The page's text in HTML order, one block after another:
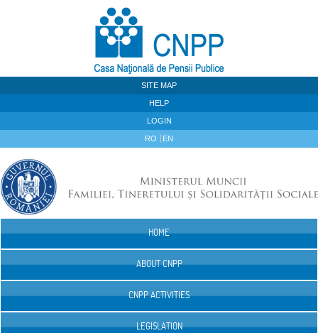
SITE MAP
HELP
LOGIN
RO EN
HOME
ABOUT CNPP
CNPP ACTIVITIES
LEGISLATION